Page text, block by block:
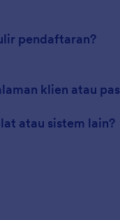
pendaftaran?
klien atau
atau sistem lain?